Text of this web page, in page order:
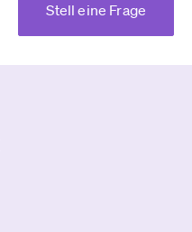
Stell eine Frage